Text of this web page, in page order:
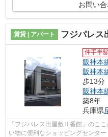
お問い
賃貸 | アパート フジパレ
仲手半
阪神本
阪神本
歩13分
阪神本
築8年
兵庫県
「フジパレス出屋敷Ⅱ番館」のこ
い物に便利なショッピングセンタ